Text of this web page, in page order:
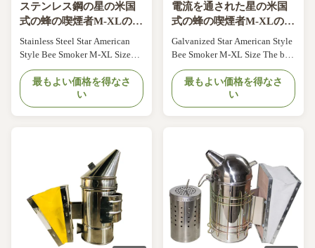
ステンレス鋼の星の米国
式の蜂の喫煙者M-XLのサ
イズ
Stainless Steel Star American
Style Bee Smoker M-XL Size
ITEM NO.Products
nameReference
photoSpecification:04XF-07SS
Star American style bee smoker
bellow boxDiameter 10.5cm ,
Height 29.5cmWithout inner
tank04XF-10SS Star American
style bee smoker ...
最もよい価格を得なさ
い
電流を通された星の米国
式の蜂の喫煙者M-XLのサ
イズ
Galvanized Star American Style
Bee Smoker M-XL Size The bee
fear smog and will leave when
they meet the smog. In this way ,
the beekeeper can pick up and
inspect the beehive safely.So,
very easy and safe . ITEM NO.
Products name ...
最もよい価格を得なさ
い